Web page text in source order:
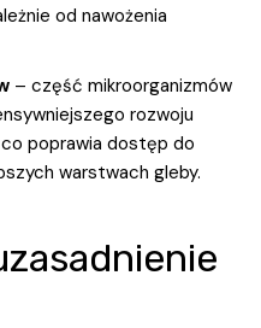
od nawożenia
– część mikroorganizmów
rozwoju
poprawia dostęp do
warstwach gleby.